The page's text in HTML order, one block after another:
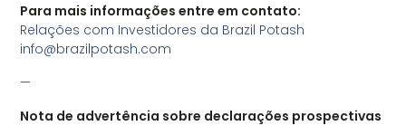
Para mais informações entre em contato:
Relações com Investidores da Brazil Potash
info@brazilpotash.com
—
Nota de advertência sobre declarações prospectivas